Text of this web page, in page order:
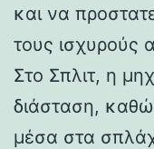
και να
τους ισχυρούς
Στο Σπλιτ, η
διάσταση,
μέσα στα